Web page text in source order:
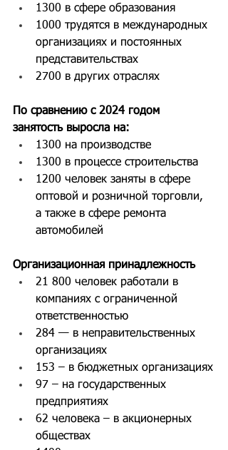
1300 в сфере образования
1000 трудятся в международных
организациях и постоянных
представительствах
2700 в других отраслях
По сравнению с 2024 годом
занятость выросла на:
1300 на производстве
1300 в процессе строительства
1200 человек заняты в сфере
оптовой и розничной торговли,
а также в сфере ремонта
автомобилей
Организационная принадлежность
21 800 человек работали в
компаниях с ограниченной
ответственностью
284 — в неправительственных
организациях
153 – в бюджетных организациях
97 – на государственных
предприятиях
62 человека – в акционерных
обществах